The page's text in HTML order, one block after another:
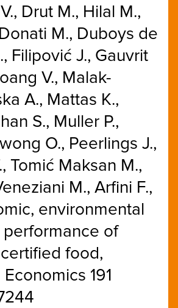
Drut M., Hilal M.,
M., Duboys de
Filipović J., Gauvrit
V., Malak-
A., Mattas K.,
S., Muller P.,
O., Peerlings J.,
Tomić Maksan M.,
M., Arfini F.,
environmental
of
food,
191